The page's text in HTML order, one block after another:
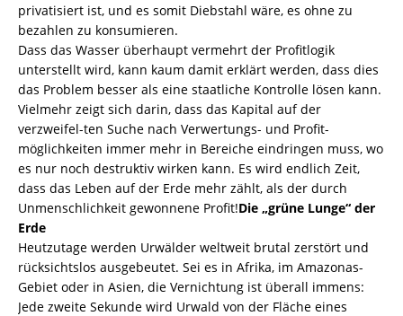
privatisiert ist, und es somit Diebstahl wäre, es ohne zu
bezahlen zu konsumieren.
Dass das Wasser überhaupt vermehrt der Profitlogik
unterstellt wird, kann kaum damit erklärt werden, dass dies
das Problem besser als eine staatliche Kontrolle lösen kann.
Vielmehr zeigt sich darin, dass das Kapital auf der
verzweifel-ten Suche nach Verwertungs- und Profit-
möglichkeiten immer mehr in Bereiche eindringen muss, wo
es nur noch destruktiv wirken kann. Es wird endlich Zeit,
dass das Leben auf der Erde mehr zählt, als der durch
Unmenschlichkeit gewonnene Profit!Die „grüne Lunge“ der
Erde
Heutzutage werden Urwälder weltweit brutal zerstört und
rücksichtslos ausgebeutet. Sei es in Afrika, im Amazonas-
Gebiet oder in Asien, die Vernichtung ist überall immens:
Jede zweite Sekunde wird Urwald von der Fläche eines